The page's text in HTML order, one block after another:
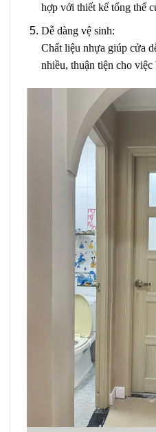
hợp với thiết kế tổng thể
Dễ dàng vệ sinh:
Chất liệu nhựa giúp cửa
nhiều, thuận tiện cho việc